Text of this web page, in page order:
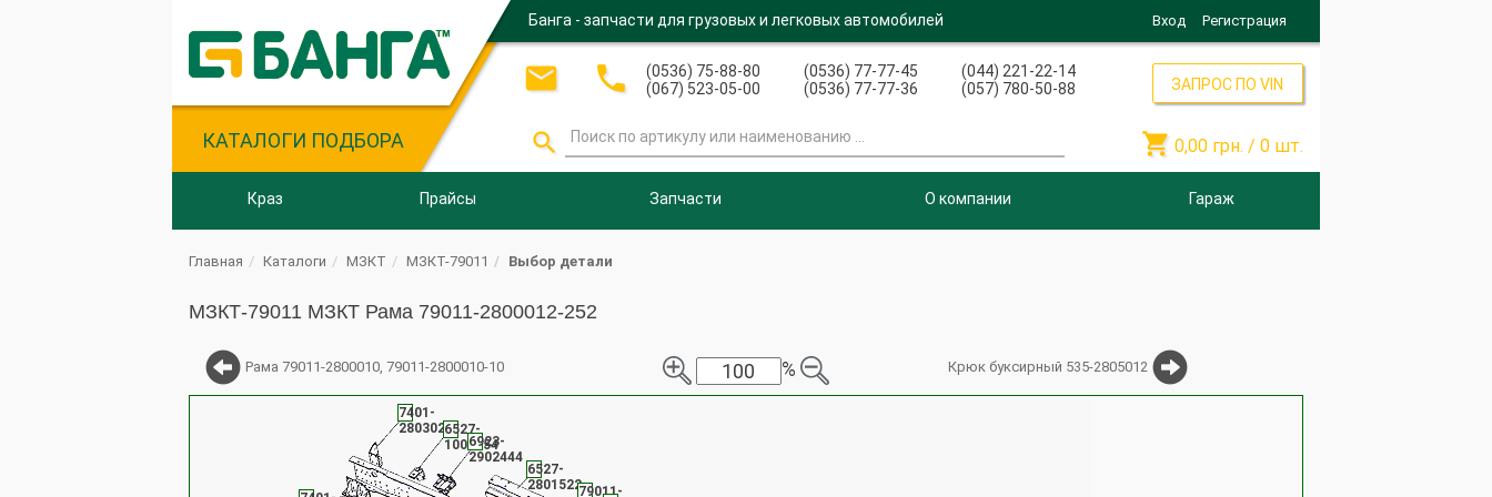
КАТАЛОГИ ПОДБОРА
Банга - запчасти для грузовых и легковых автомобилей Вход Регистрация
 
(0536) 75-88-80
(067) 523-05-00
(0536) 77-77-45
(0536) 77-77-36
(044) 221-22-14
(057) 780-50-88

ЗАПРОС ПО VIN
 0,00 грн. / 0 шт.
Краз Прайсы Запчасти О компании Гараж
Главная Каталоги МЗКТ МЗКТ-79011 Выбор детали
МЗКТ-79011 МЗКТ Рама 79011-2800012-252
Рама 79011-2800010, 79011-2800010-10 % Крюк буксирный 535-2805012
7401-
28030266527-
1001054
6923-
2902444
6527-
280152279011-